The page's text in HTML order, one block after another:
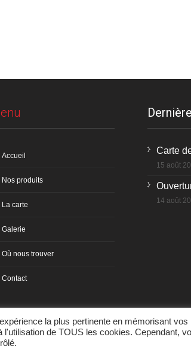
Accueil
Nos produits
La carte
Galerie
Où nous trouver
Contact
Carte
15 août
14 août
la plus pertinente en mémorisant
de TOUS les cookies. Cependant,